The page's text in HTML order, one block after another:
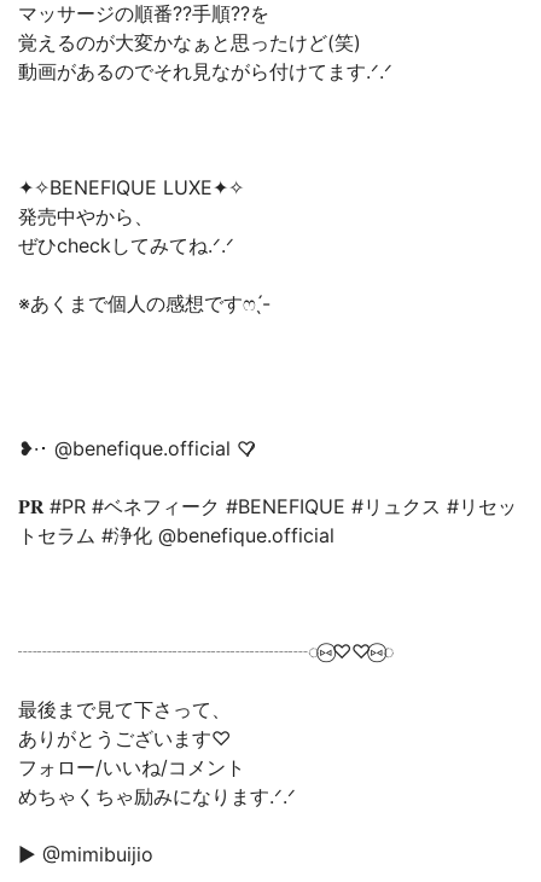
マッサージの順番??手順??を
覚えるのが大変かなぁと思ったけど(笑)
動画があるのでそれ見ながら付けてます‪.ᐟ‪.ᐟ
✦✧︎BENEFIQUE LUXE✦✧︎
発売中やから、
ぜひcheckしてみてね‪.ᐟ‪.ᐟ
❥·･ @benefique.official ♡̷̷
𝐏𝐑 #PR #ベネフィーク #BENEFIQUE #リュクス #リセッ
トセラム #浄化 @benefique.official
┈┈┈┈┈┈┈┈┈┈┈┈┈┈┈◌⑅⃝♡♡⑅⃝◌
最後まで見て下さって、
ありがとうございます♡
フォロー/いいね/コメント
めちゃくちゃ励みになります.ᐟ‪.ᐟ
▶ @mimibuijio